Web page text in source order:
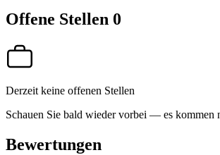
Offene Stellen 0
Derzeit keine offenen Stellen
Schauen Sie bald wieder vorbei — es kommen
Bewertungen